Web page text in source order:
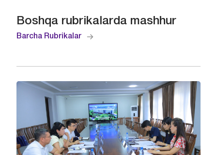
Boshqa rubrikalarda mashhur
Barcha Rubrikalar